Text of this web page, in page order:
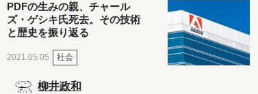
PDFの生みの親、チャール
ズ・ゲシキ氏死去。その技術
と歴史を振り返る
2021.05.05 社会
柳井政和